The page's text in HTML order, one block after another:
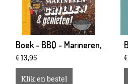
Boek - BBQ - Marineren, grillen & Genieten
€13,95
Klik en bestel
€